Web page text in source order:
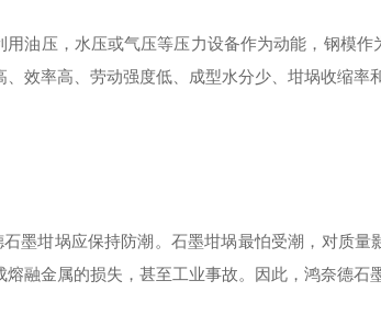
用油压，水压或气压等压力设备作为动能，钢模
、效率高、劳动强度低、成型水分少、坩埚收缩率
埚应保持防潮。石墨坩埚最怕受潮，对质量
熔融金属的损失，甚至工业事故。因此，鸿奈德石